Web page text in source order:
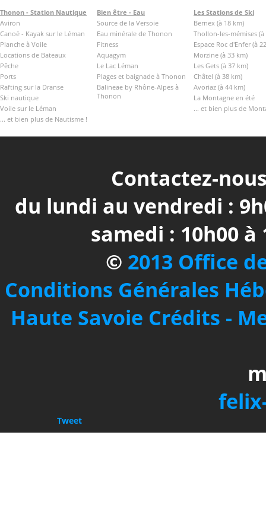
Thonon - Station Nautique
Aviron
Canoë - Kayak sur le Léman
Planche à Voile
Locations de Bateaux
Pêche
Ports
Rafting sur la Dranse
Ski nautique
Voile sur le Léman
... et bien plus de Nautisme !
Bien être - Eau
Source de la Versoie
Eau minérale de Thonon
Fitness
Aquagym
Le Lac Léman
Plages et baignade à Thonon
Balineae by Rhône-Alpes à
Thonon
Les Stations de Ski
Bernex (à 18 km)
Thollon-les-mémises (à
Espace Roc d'Enfer (à
Morzine (à 33 km)
Les Gets (à 37 km)
Châtel (à 38 km)
Avoriaz (à 44 km)
La Montagne en été
... et bien plus de
Contactez-
du lundi au vendredi :
samedi : 10h00 à
© 2013 Office
Conditions Générales
Haute Savoie Crédits -
Tweet